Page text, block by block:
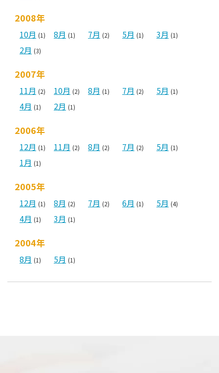
2008年
10月 (1) 8月 (1) 7月 (2) 5月 (1) 3月 (1)
2月 (3)
2007年
11月 (2) 10月 (2) 8月 (1) 7月 (2) 5月 (1)
4月 (1) 2月 (1)
2006年
12月 (1) 11月 (2) 8月 (2) 7月 (2) 5月 (1)
1月 (1)
2005年
12月 (1) 8月 (2) 7月 (2) 6月 (1) 5月 (4)
4月 (1) 3月 (1)
2004年
8月 (1) 5月 (1)